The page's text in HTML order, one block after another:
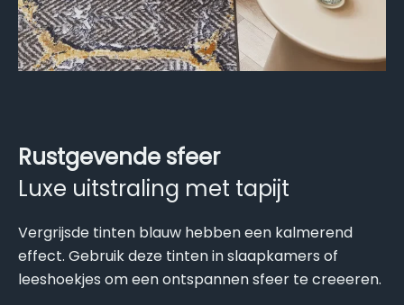
Rustgevende sfeer
Luxe uitstraling met tapijt
Vergrijsde tinten blauw hebben een kalmerend
effect. Gebruik deze tinten in slaapkamers of
leeshoekjes om een ontspannen sfeer te creeeren.